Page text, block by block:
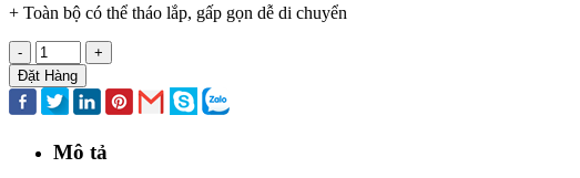
+ Toàn bộ có thể tháo lắp, gấp gọn dễ di chuyển
-
+
Đặt Hàng
Mô tả